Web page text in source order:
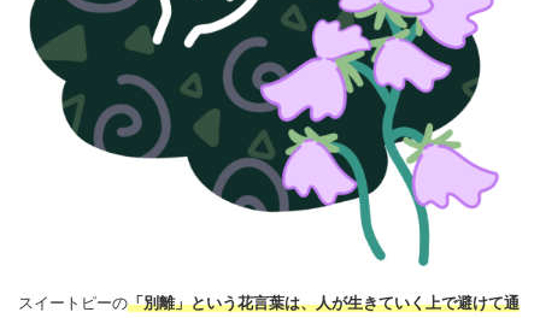
スイートピーの「別離」という花言葉は、人が生きていく上で避けて通